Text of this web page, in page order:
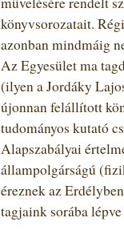
könyvsorozatait.
azonban mindmáig
Az Egyesület ma
(ilyen a Jordáky
újonnan felállított
tudományos kutató
Alapszabályai
állampolgárságú
éreznek az
tagjaink sorába